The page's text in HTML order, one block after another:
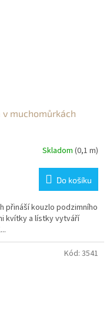
v muchomůrkách
Skladom (0,1 m)
Do košíku
přináší kouzlo podzimního
kvítky a lístky vytváří
Kód: 3541